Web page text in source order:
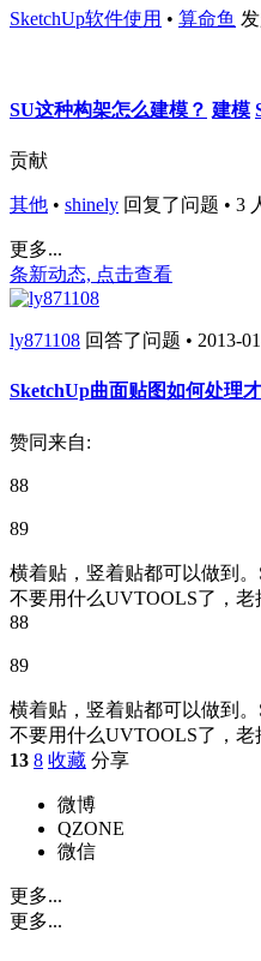
SketchUp软件使用 • 算命鱼
SU这种构架怎么建模？ 建模
贡献
其他 • shinely 回复了问题 • 3
更多...
条新动态, 点击查看
ly871108 回答了问题 • 2013-
SketchUp曲面贴图如何处理
赞同来自:
88
89
横着贴，竖着贴都可以做到。
不要用什么UVTOOLS了，
88
89
横着贴，竖着贴都可以做到。
不要用什么UVTOOLS了，老
13 8 收藏 分享
微博
QZONE
微信
更多...
更多...